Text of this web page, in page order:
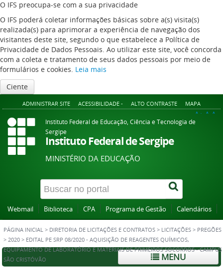
O IFS preocupa-se com a sua privacidade
O IFS poderá coletar informações básicas sobre a(s) visita(s)
realizada(s) para aprimorar a experiência de navegação dos
visitantes deste site, segundo o que estabelece a Política de
Privacidade de Dados Pessoais. Ao utilizar este site, você concorda
com a coleta e tratamento de seus dados pessoais por meio de
formulários e cookies. Leia mais
Ciente
ADMINISTRAR SITE ACESSIBILIDADE - ALTO CONTRASTE MAPA
A+ A A-
Instituto Federal de Educação, Ciência e Tecnologia de
Sergipe
Instituto Federal de Sergipe
MINISTÉRIO DA EDUCAÇÃO
Webmail Biblioteca CPA Programa de Gestão Calendários
PÁGINA INICIAL > DIRETORIA DE LICITAÇÕES E CONTRATOS > LICITAÇÕES > PREGÕES
> 2020 > EDITAL PE SRP 08/2020 - AQUISIÇÃO DE REAGENTES QUÍMICOS,
EQUIPAMENTO DE LABORATÓRIO E MATERIAIS DE PRIMEIROS SOCORROS - CAMPUS
SÃO CRISTÓVÃO
MENU